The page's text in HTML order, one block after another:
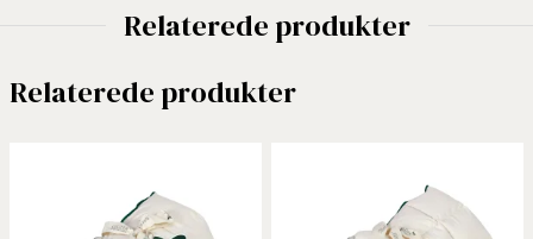
Relaterede produkter
Relaterede produkter